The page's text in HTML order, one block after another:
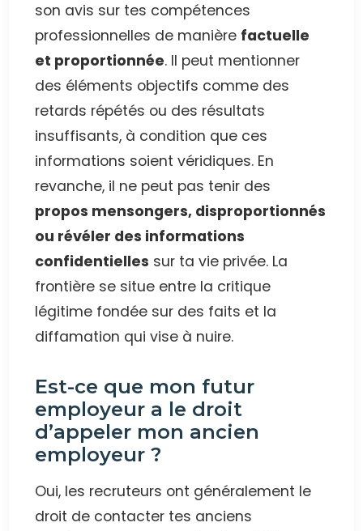
son avis sur tes compétences
professionnelles de manière factuelle
et proportionnée. Il peut mentionner
des éléments objectifs comme des
retards répétés ou des résultats
insuffisants, à condition que ces
informations soient véridiques. En
revanche, il ne peut pas tenir des
propos mensongers, disproportionnés
ou révéler des informations
confidentielles sur ta vie privée. La
frontière se situe entre la critique
légitime fondée sur des faits et la
diffamation qui vise à nuire.
Est-ce que mon futur
employeur a le droit
d’appeler mon ancien
employeur ?
Oui, les recruteurs ont généralement le
droit de contacter tes anciens